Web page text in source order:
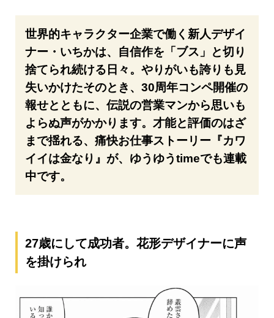
世界的キャラクター企業で働く新人デザイ
ナー・いちかは、自信作を「ブス」と切り
捨てられ続ける日々。やりがいも誇りも見
失いかけたそのとき、30周年コンペ開催の
報せとともに、伝説の営業マンから思いも
よらぬ声がかかります。才能と評価のはざ
まで揺れる、痛快お仕事ストーリー『カワ
イイは金なり』が、ゆうゆうtimeでも連載
中です。
27歳にして成功者。花形デザイナーに声
を掛けられ